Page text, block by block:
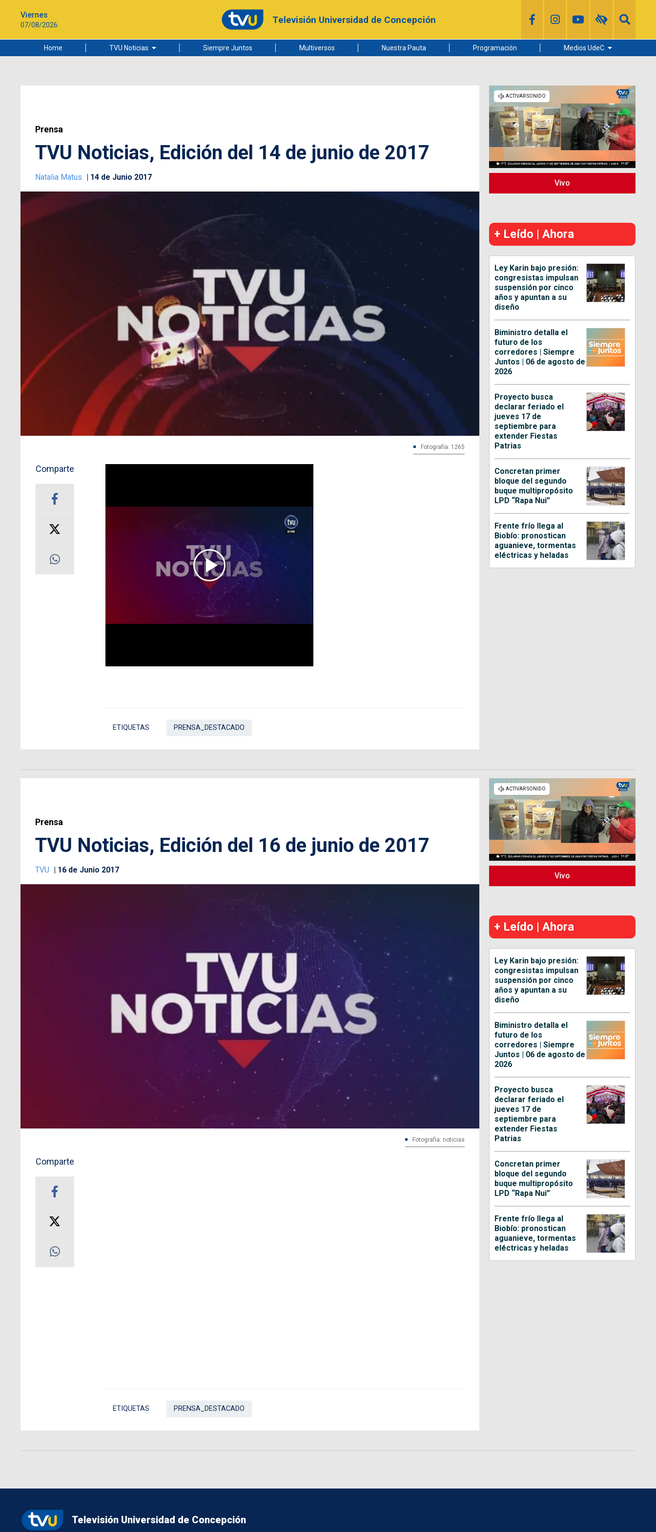
Viernes
07/08/2026 Televisión Universidad de Concepción
Home TVU Noticias
Ciudad
Siempre Juntos Multiversos Nuestra Pauta Programación Medios UdeC
Radio UdeC
Noticias UdeC
La Discusión
Prensa
TVU Noticias, Edición del 14 de junio de 2017
Natalia Matus 14 de Junio 2017
Fotografía: 1265
Comparte
ETIQUETAS PRENSA_DESTACADO
Vivo
+ Leído | Ahora
Ley Karin bajo presión:
congresistas impulsan
suspensión por cinco
años y apuntan a su
diseño
Biministro detalla el
futuro de los
corredores | Siempre
Juntos | 06 de agosto de
2026
Proyecto busca
declarar feriado el
jueves 17 de
septiembre para
extender Fiestas
Patrias
Concretan primer
bloque del segundo
buque multipropósito
LPD “Rapa Nui”
Frente frío llega al
Biobío: pronostican
aguanieve, tormentas
eléctricas y heladas
Prensa
TVU Noticias, Edición del 16 de junio de 2017
TVU 16 de Junio 2017
Fotografía: noticias
Comparte
ETIQUETAS PRENSA_DESTACADO
Vivo
+ Leído | Ahora
Ley Karin bajo presión:
congresistas impulsan
suspensión por cinco
años y apuntan a su
diseño
Biministro detalla el
futuro de los
corredores | Siempre
Juntos | 06 de agosto de
2026
Proyecto busca
declarar feriado el
jueves 17 de
septiembre para
extender Fiestas
Patrias
Concretan primer
bloque del segundo
buque multipropósito
LPD “Rapa Nui”
Frente frío llega al
Biobío: pronostican
aguanieve, tormentas
eléctricas y heladas
Televisión Universidad de Concepción